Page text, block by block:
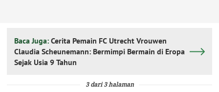
Baca Juga: Cerita Pemain FC Utrecht Vrouwen
Claudia Scheunemann: Bermimpi Bermain di Eropa
Sejak Usia 9 Tahun
3 dari 3 halaman